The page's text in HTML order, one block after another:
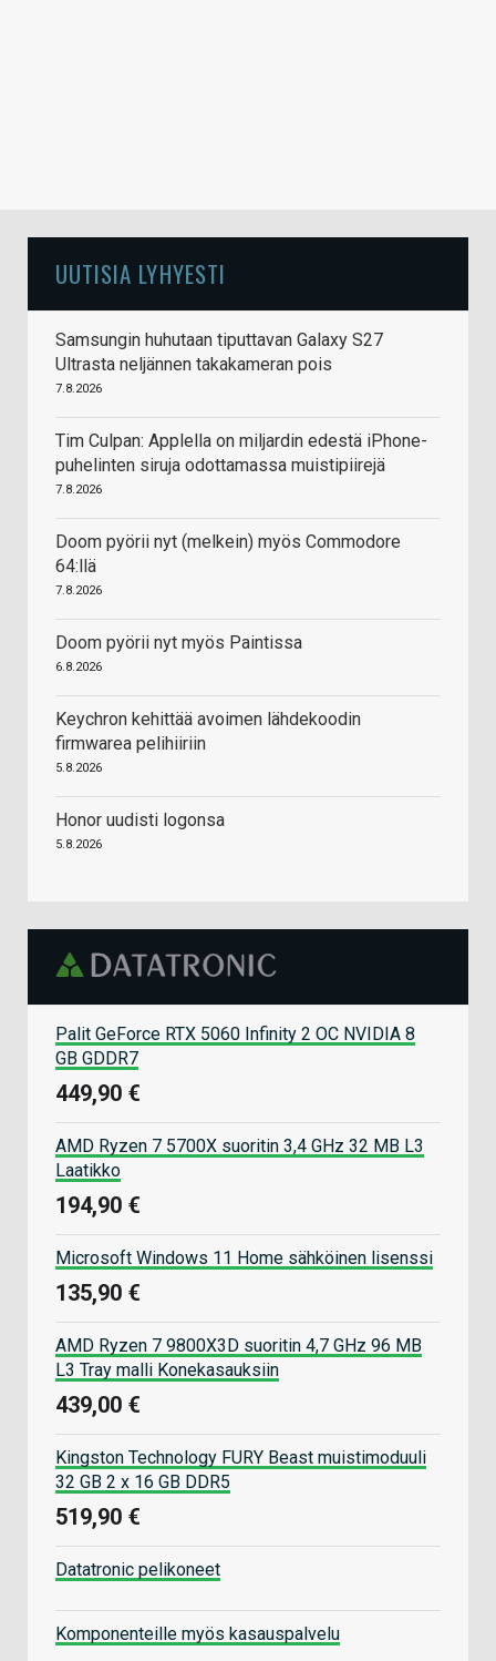
UUTISIA LYHYESTI
Samsungin huhutaan tiputtavan Galaxy S27
Ultrasta neljännen takakameran pois
7.8.2026
Tim Culpan: Applella on miljardin edestä iPhone-
puhelinten siruja odottamassa muistipiirejä
7.8.2026
Doom pyörii nyt (melkein) myös Commodore
64:llä
7.8.2026
Doom pyörii nyt myös Paintissa
6.8.2026
Keychron kehittää avoimen lähdekoodin
firmwarea pelihiiriin
5.8.2026
Honor uudisti logonsa
5.8.2026
Palit GeForce RTX 5060 Infinity 2 OC NVIDIA 8
GB GDDR7
449,90 €
AMD Ryzen 7 5700X suoritin 3,4 GHz 32 MB L3
Laatikko
194,90 €
Microsoft Windows 11 Home sähköinen lisenssi
135,90 €
AMD Ryzen 7 9800X3D suoritin 4,7 GHz 96 MB
L3 Tray malli Konekasauksiin
439,00 €
Kingston Technology FURY Beast muistimoduuli
32 GB 2 x 16 GB DDR5
519,90 €
Datatronic pelikoneet
Komponenteille myös kasauspalvelu